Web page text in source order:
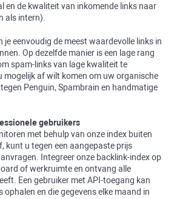
en de kwaliteit van inkomende links naar
als intern).
je eenvoudig de meest waardevolle links in
Op dezelfde manier is een lage rang
spam-links van lage kwaliteit te
mogelijk af wilt komen om uw organische
Penguin, Spambrain en handmatige
gebruikers
met behulp van onze index buiten
kunt u tegen een aangepaste prijs
Integreer onze backlink-index op
of werkruimte en ontvang alle
Een gebruiker met API-toegang kan
en die gegevens elke maand in